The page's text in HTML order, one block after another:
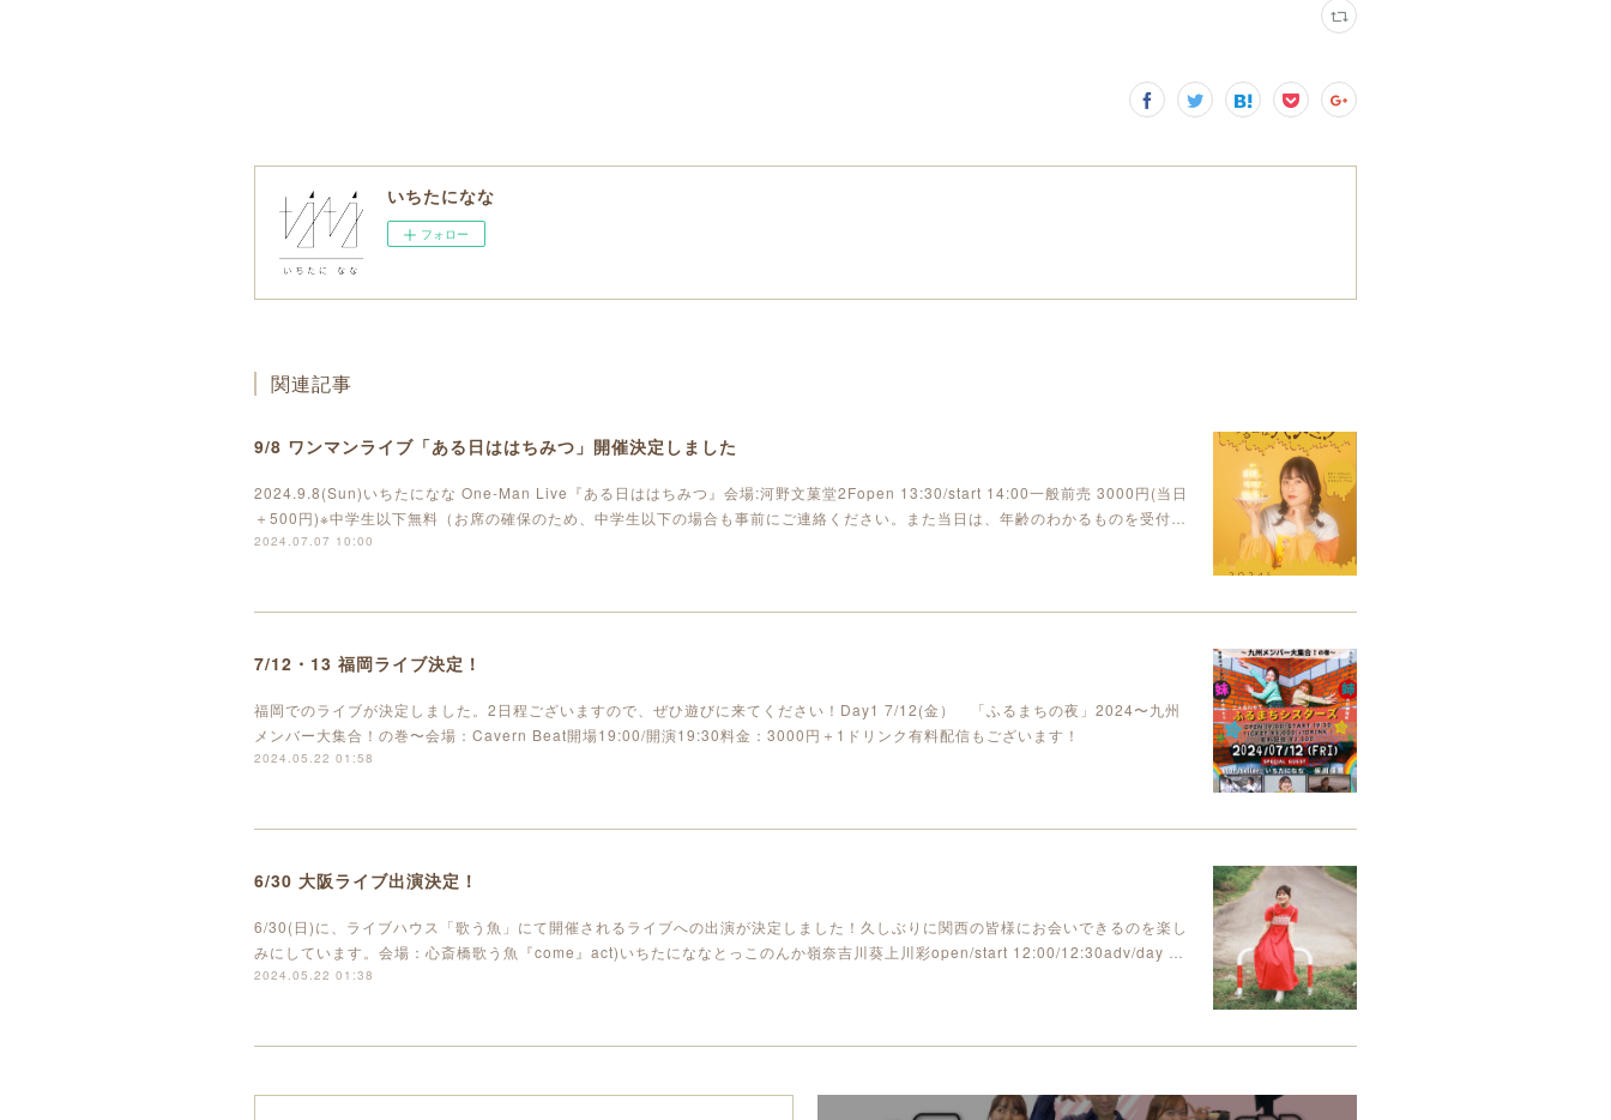
いちたになな
フォロー
関連記事
9/8 ワンマンライブ「ある日ははちみつ」開催決定しました
2024.9.8(Sun)いちたになな One-Man Live『ある日ははちみつ』会場:河野文菓堂2Fopen 13:30/start 14:00一般前売 3000円(当日
＋500円)※中学生以下無料（お席の確保のため、中学生以下の場合も事前にご連絡ください。また当日は、年齢のわかるものを受付…
2024.07.07 10:00
7/12・13 福岡ライブ決定！
福岡でのライブが決定しました。2日程ございますので、ぜひ遊びに来てください！Day1 7/12(金） 「ふるまちの夜」2024〜九州
メンバー大集合！の巻〜会場：Cavern Beat開場19:00/開演19:30料金：3000円＋1ドリンク有料配信もございます！
2024.05.22 01:58
6/30 大阪ライブ出演決定！
6/30(日)に、ライブハウス「歌う魚」にて開催されるライブへの出演が決定しました！久しぶりに関西の皆様にお会いできるのを楽し
みにしています。会場：心斎橋歌う魚『come』act)いちたにななとっこのんか嶺奈吉川葵上川彩open/start 12:00/12:30adv/day …
2024.05.22 01:38